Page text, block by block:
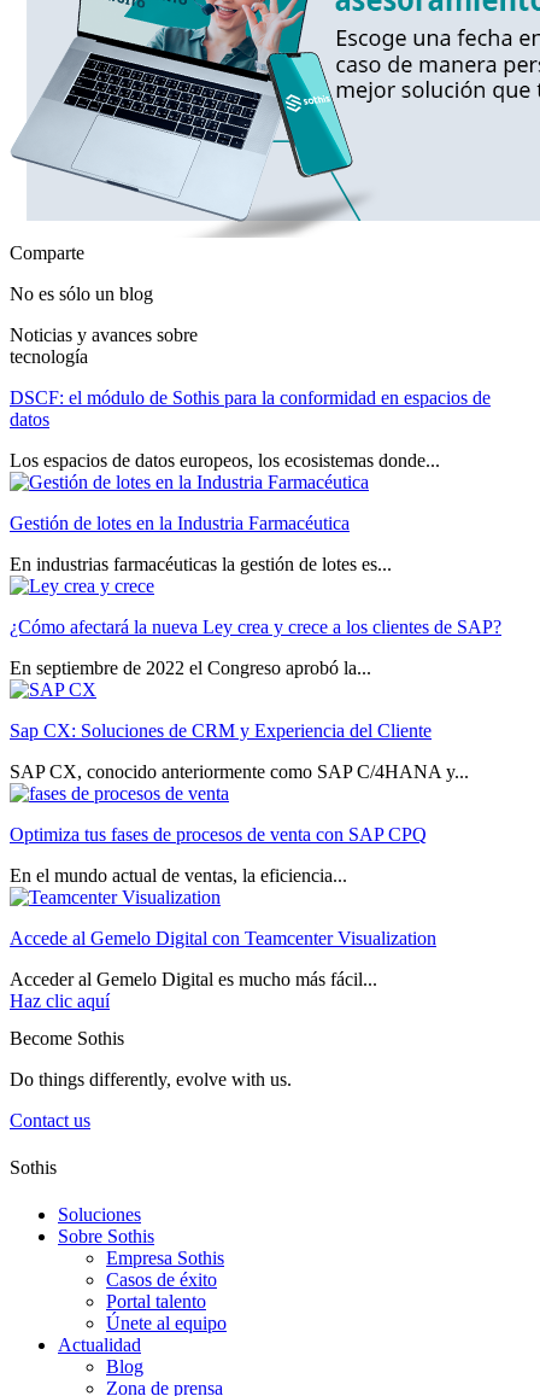
Comparte
No es sólo un blog
Noticias y avances sobre
tecnología
DSCF: el módulo de Sothis para la conformidad en espacios de
datos
Los espacios de datos europeos, los ecosistemas donde...
Gestión de lotes en la Industria Farmacéutica
En industrias farmacéuticas la gestión de lotes es...
¿Cómo afectará la nueva Ley crea y crece a los clientes de SAP?
En septiembre de 2022 el Congreso aprobó la...
Sap CX: Soluciones de CRM y Experiencia del Cliente
SAP CX, conocido anteriormente como SAP C/4HANA y...
Optimiza tus fases de procesos de venta con SAP CPQ
En el mundo actual de ventas, la eficiencia...
Accede al Gemelo Digital con Teamcenter Visualization
Acceder al Gemelo Digital es mucho más fácil...
Haz clic aquí
Become Sothis
Do things differently, evolve with us.
Contact us
Sothis
Soluciones
Sobre Sothis
Empresa Sothis
Casos de éxito
Portal talento
Únete al equipo
Actualidad
Blog
Zona de prensa